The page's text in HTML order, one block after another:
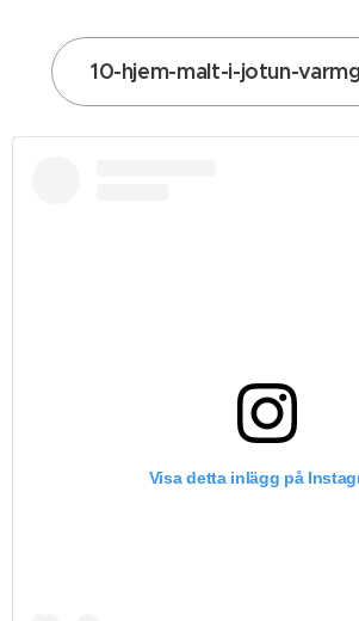
10-hjem-malt-i-jotun-
Visa detta inlägg på